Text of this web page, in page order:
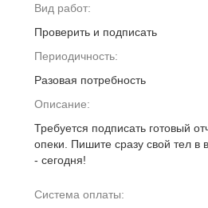
Вид работ:
Проверить и подписать
Периодичность:
Разовая потребность
Описание:
Требуется подписать готовый
опеки. Пишите сразу свой тел в
- сегодня!
Система оплаты: